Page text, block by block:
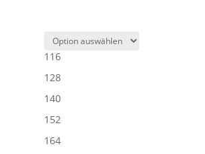
116
128
140
152
164